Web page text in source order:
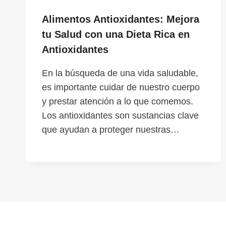
Alimentos Antioxidantes: Mejora
tu Salud con una Dieta Rica en
Antioxidantes
En la búsqueda de una vida saludable,
es importante cuidar de nuestro cuerpo
y prestar atención a lo que comemos.
Los antioxidantes son sustancias clave
que ayudan a proteger nuestras…